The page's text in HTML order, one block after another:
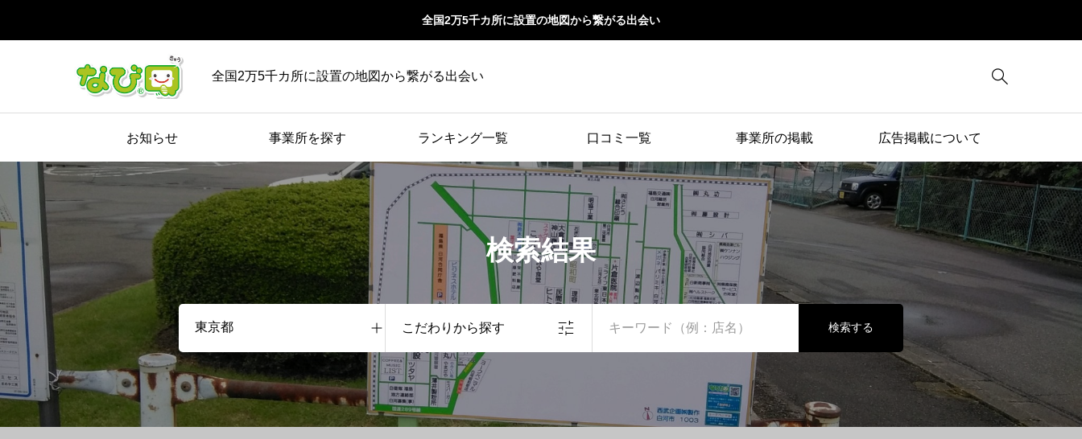
全国2万5千カ所に設置の地図から繋がる出会い
全国2万5千カ所に設置の地図から繋がる出会い 
お知らせ 事業所を探す ランキング一覧 口コミ一覧 事業所の掲載 広告掲載について
検索結果
こだわりから探す 検索する